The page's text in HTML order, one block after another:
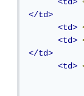
<td>
</td>
<td>
<td>
</td>
<td>